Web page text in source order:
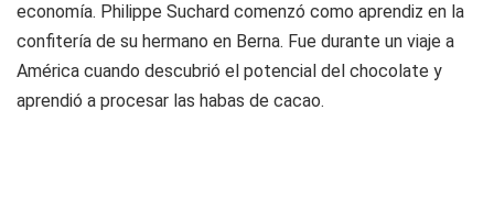
economía. Philippe Suchard comenzó como aprendiz en la
confitería de su hermano en Berna. Fue durante un viaje a
América cuando descubrió el potencial del chocolate y
aprendió a procesar las habas de cacao.